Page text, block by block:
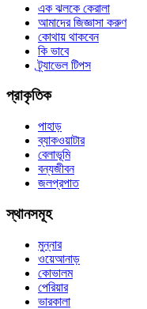
এক ঝলকে কেরালা
আমাদের জিজ্ঞাসা করুণ
কোথায় থাকবেন
কি ভাবে
ট্র্যাভেল টিপস
প্রাকৃতিক
পাহাড়
ব্যাকওয়াটার
বেলাভূমি
বন্যজীবন
জলপ্রপাত
স্থানসমূহ
মুন্নার
ওয়েআনাড়
কোভালম
পেরিয়ার
ভারকালা